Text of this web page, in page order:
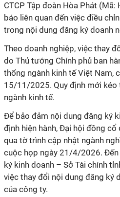
CTCP Tập đoàn Hòa Phát
báo liên quan đến việc điều
trong nội dung đăng ký doanh
Theo doanh nghiệp, việc thay
do Thủ tướng Chính phủ ban
thống ngành kinh tế Việt Nam,
15/11/2025. Quy định mới kéo
ngành kinh tế.
Để bảo đảm nội dung đăng ký
định hiện hành, Đại hội đồng
qua tờ trình cập nhật ngành
cuộc họp ngày 21/4/2026.
ký kinh doanh – Sở Tài chính
việc thay đổi nội dung đăng ký
của công ty.